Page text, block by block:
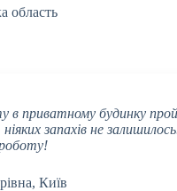
область
в приватному будинку
запахів не
Київ